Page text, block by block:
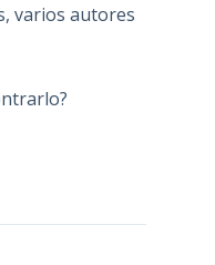
varios autores